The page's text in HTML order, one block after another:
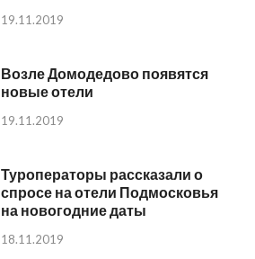
19.11.2019
Возле Домодедово появятся
новые отели
19.11.2019
Туроператоры рассказали о
спросе на отели Подмосковья
на новогодние даты
18.11.2019